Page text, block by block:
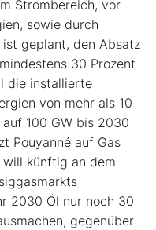
Strombereich, vor
sowie durch
ist geplant, den Absatz
30 Prozent
die installierte
von mehr als 10
100 GW bis 2030
Pouyanné auf Gas
künftig an dem
2030 Öl nur noch 30
gegenüber